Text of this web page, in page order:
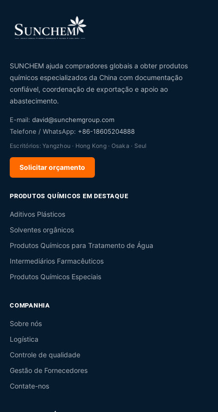
SUNCHEM ajuda compradores globais a obter produtos
químicos especializados da China com documentação
confiável, coordenação de exportação e apoio ao
abastecimento.
E-mail: david@sunchemgroup.com
Telefone / WhatsApp: +86-18605204888
Escritórios: Yangzhou · Hong Kong · Osaka · Seul
Solicitar orçamento
PRODUTOS QUÍMICOS EM DESTAQUE
Aditivos Plásticos
Solventes orgânicos
Produtos Químicos para Tratamento de Água
Intermediários Farmacêuticos
Produtos Químicos Especiais
COMPANHIA
Sobre nós
Logística
Controle de qualidade
Gestão de Fornecedores
Contate-nos